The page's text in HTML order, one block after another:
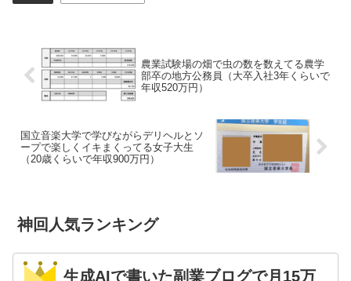
農業試験場の畑で虫の数を数えてる農学
部卒の地方公務員（大卒入社3年くらいで
年収520万円）
国立音楽大学で学びながらデリヘルとソ
ープで楽しくイキまくってる女子大生
（20歳くらいで年収900万円）
神回人気ランキング
生成AIで書いた副業ブログで月15万